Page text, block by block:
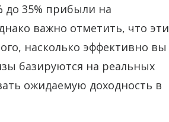
до 35% прибыли на
важно отметить, что эти
насколько эффективно вы
базируются на реальных
ожидаемую доходность в